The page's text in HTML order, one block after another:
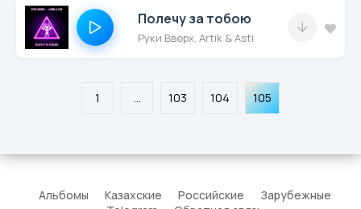
Полечу за тобою
Руки Вверх, Artik & Asti
1 ... 103 104 105
Альбомы Казахские Российские
Зарубежные